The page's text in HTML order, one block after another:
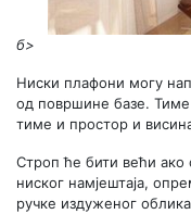
б>
Ниски плафони могу
од површине базе.
тиме и простор и
Строп ће бити већи ако
ниског намјештаја,
ручке издуженог